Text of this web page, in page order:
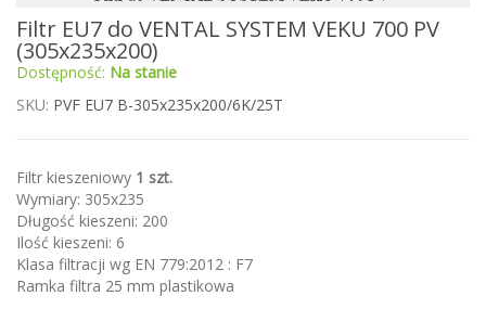
Przejdź
na
początek
galerii
Filtr EU7 do VENTAL SYSTEM VEKU 700 PV
(305x235x200)
Dostępność: Na stanie
SKU PVF EU7 B-305x235x200/6K/25T
Filtr kieszeniowy 1 szt.
Wymiary: 305x235
Długość kieszeni: 200
Ilość kieszeni: 6
Klasa filtracji wg EN 779:2012 : F7
Ramka filtra 25 mm plastikowa